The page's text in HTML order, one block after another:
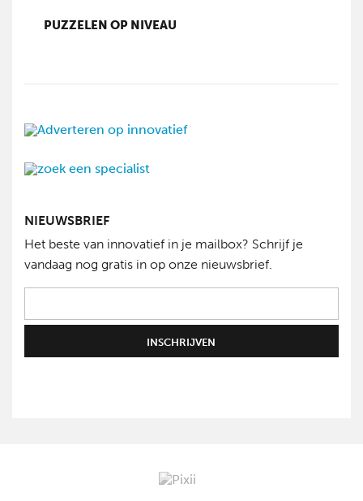
PUZZELEN OP NIVEAU
NIEUWSBRIEF
Het beste van innovatief in je mailbox? Schrijf je
vandaag nog gratis in op onze nieuwsbrief.